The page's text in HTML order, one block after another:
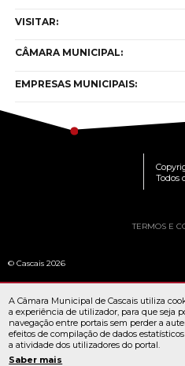
VISITAR:
CÂMARA MUNICIPAL:
EMPRESAS MUNICIPAIS:
Todos
TERMOS E
© Cascais 2026
A Câmara Municipal de Cascais utiliza
a experiência de utilizador, para que seja
navegação entre portais sem perder a
efeitos de compilação de dados
a atividade dos utilizadores do portal.
Saber mais